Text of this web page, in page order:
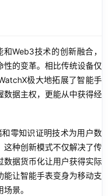
Web3技术的创新融合，
性的变革。相比传统设备仅
极大地拓展了智能手
数据主权，更能从中获得经
零知识证明技术为用户数
这种创新模式不仅解决了传
数据货币化让用户获得实际
能让智能手表变身为移动支
景。